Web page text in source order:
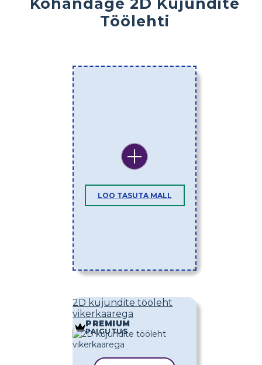
Kohandage 2D Kujundite
Töölehti
LOO TASUTA MALL
2D kujundite tööleht
vikerkaarega
PREMIUM
PAIGUTUS